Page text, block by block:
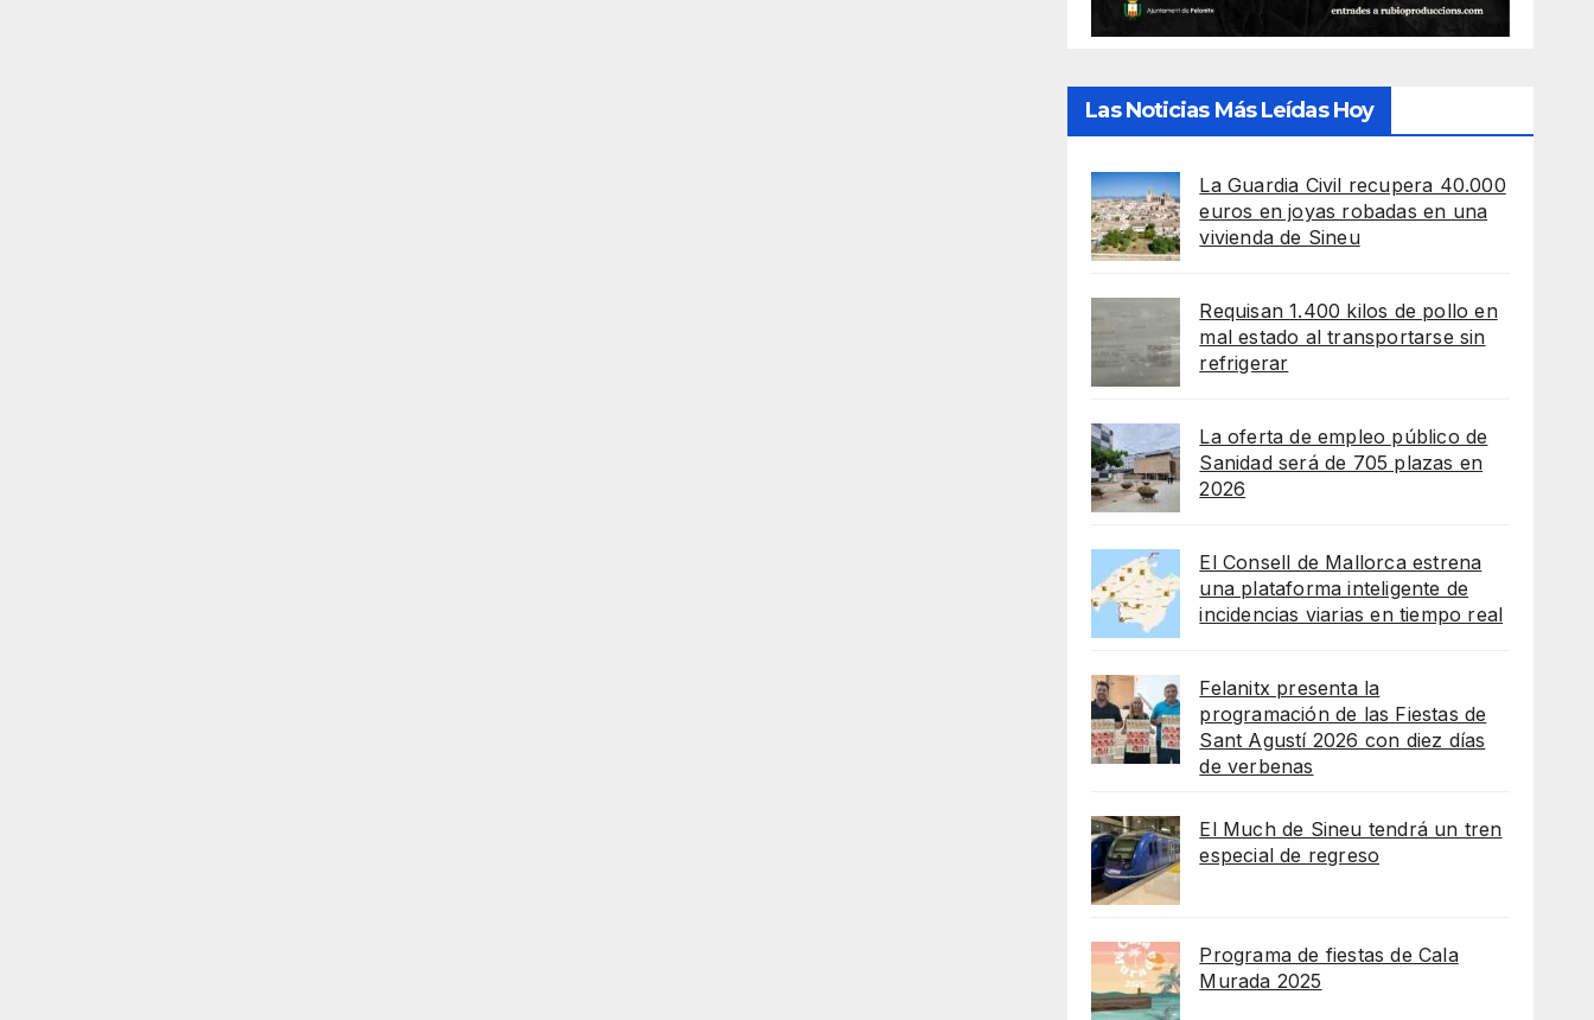
Las Noticias Más Leídas Hoy
La Guardia Civil recupera 40.000
euros en joyas robadas en una
vivienda de Sineu
Requisan 1.400 kilos de pollo en
mal estado al transportarse sin
refrigerar
La oferta de empleo público de
Sanidad será de 705 plazas en
2026
El Consell de Mallorca estrena
una plataforma inteligente de
incidencias viarias en tiempo real
Felanitx presenta la
programación de las Fiestas de
Sant Agustí 2026 con diez días
de verbenas
El Much de Sineu tendrá un tren
especial de regreso
Programa de fiestas de Cala
Murada 2025